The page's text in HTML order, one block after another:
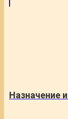
Назначение